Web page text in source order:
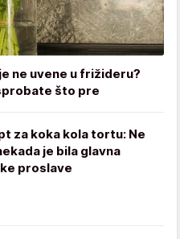
ne uvene u frižideru?
što pre
za koka kola tortu: Ne
je bila glavna
proslave